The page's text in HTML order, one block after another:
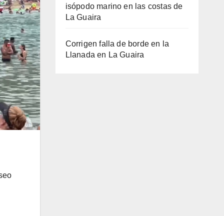
isópodo marino en las costas de
La Guaira
Corrigen falla de borde en la
Llanada en La Guaira